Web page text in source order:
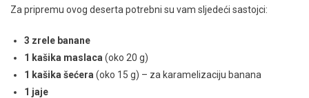
Za pripremu ovog deserta potrebni su vam sljedeći sastojci:
3 zrele banane
1 kašika maslaca (oko 20 g)
1 kašika šećera (oko 15 g) – za karamelizaciju banana
1 jaje